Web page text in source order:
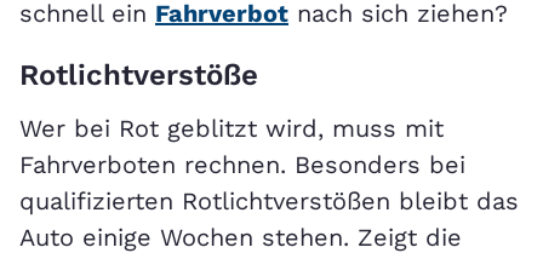
schnell ein Fahrverbot nach sich ziehen?
Rotlichtverstöße
Wer bei Rot geblitzt wird, muss mit
Fahrverboten rechnen. Besonders bei
qualifizierten Rotlichtverstößen bleibt das
Auto einige Wochen stehen. Zeigt die